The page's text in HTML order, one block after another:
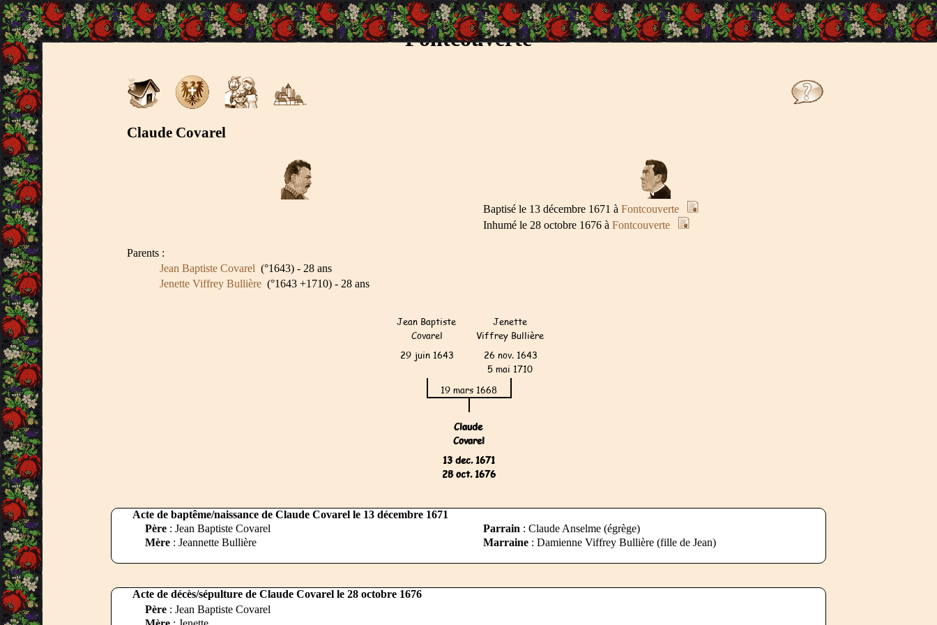
Fontcouverte
Claude Covarel
Baptisé le 13 décembre 1671 à Fontcouverte
Inhumé le 28 octobre 1676 à Fontcouverte
Parents :
Jean Baptiste Covarel (°1643) - 28 ans
Jenette Viffrey Bullière (°1643 +1710) - 28 ans
Acte de baptême/naissance de Claude Covarel le 13 décembre 1671
Père : Jean Baptiste Covarel Parrain : Claude Anselme (égrège)
Mère : Jeannette Bullière Marraine : Damienne Viffrey Bullière (fille de Jean)
Acte de décès/sépulture de Claude Covarel le 28 octobre 1676
Père : Jean Baptiste Covarel